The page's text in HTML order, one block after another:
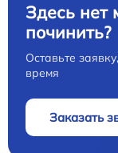
Здесь нет
починить?
Оставьте
время
Заказать